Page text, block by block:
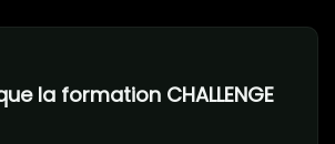
la formation CHALLENGE